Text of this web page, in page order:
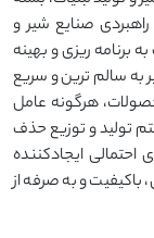
صنایع شیر و
برنامه ریزی و بهینه
به سالم ترین و سریع
هرگونه عامل
تولید و توزیع حذف
ایجادکننده
و به صرفه از